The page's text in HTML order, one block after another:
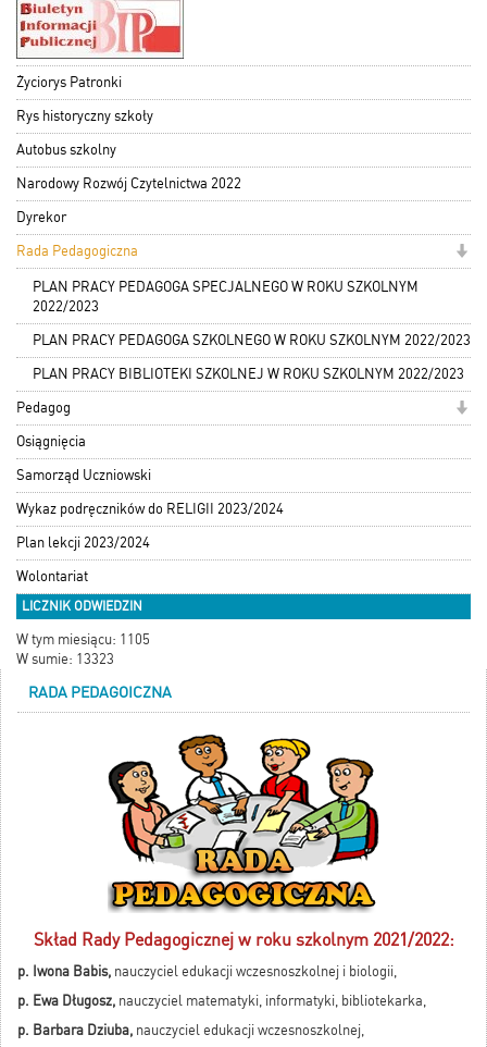
Życiorys Patronki
Rys historyczny szkoły
Autobus szkolny
Narodowy Rozwój Czytelnictwa 2022
Dyrekor
Rada Pedagogiczna
PLAN PRACY PEDAGOGA SPECJALNEGO W ROKU SZKOLNYM
2022/2023
PLAN PRACY PEDAGOGA SZKOLNEGO W ROKU SZKOLNYM 2022/2023
PLAN PRACY BIBLIOTEKI SZKOLNEJ W ROKU SZKOLNYM 2022/2023
Pedagog
Osiągnięcia
Samorząd Uczniowski
Wykaz podręczników do RELIGII 2023/2024
Plan lekcji 2023/2024
Wolontariat
LICZNIK ODWIEDZIN
W tym miesiącu: 1105
W sumie: 13323
RADA PEDAGOICZNA
Skład Rady Pedagogicznej w roku szkolnym 2021/2022:
p. Iwona Babis, nauczyciel edukacji wczesnoszkolnej i biologii,
p. Ewa Długosz, nauczyciel matematyki, informatyki, bibliotekarka,
p. Barbara Dziuba, nauczyciel edukacji wczesnoszkolnej,